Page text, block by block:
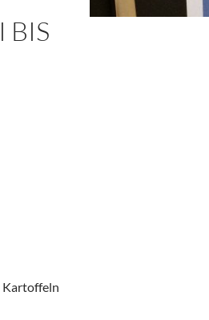
BIS
Kartoffeln